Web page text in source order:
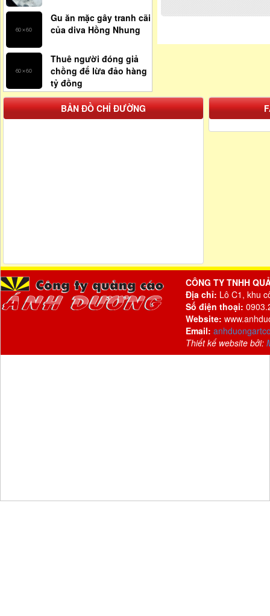
Gu ăn mặc gây tranh cãi
của diva Hồng Nhung
Thuê người đóng giả
chồng để lừa đảo hàng
tỷ đồng
BẢN ĐỒ CHỈ ĐƯỜNG
CÔNG TY TNHH
Địa chỉ: Lô C1, khu
Số điện thoại:
Website:
Email:
Thiết kế website bởi: